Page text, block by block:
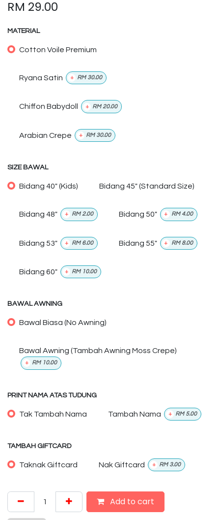
RM 29.00
MATERIAL
Cotton Voile Premium
Ryana Satin + RM 30.00
Chiffon Babydoll + RM 20.00
Arabian Crepe + RM 30.00
SIZE BAWAL
Bidang 40" (Kids) Bidang 45" (Standard Size)
Bidang 48" + RM2.00 Bidang 50" + RM 4.00
Bidang 53" + RM 6.00 Bidang 55" + RM 8.00
Bidang 60" + RM 10.00
BAWAL AWNING
Bawal Biasa (No Awning)
Bawal Awning (Tambah Awning Moss Crepe)
+ RM 10.00
PRINT NAMA ATAS TUDUNG
Tak Tambah Nama Tambah Nama + RM 5.00
TAMBAH GIFTCARD
Taknak Giftcard Nak Giftcard + RM 3.00
Add to cart